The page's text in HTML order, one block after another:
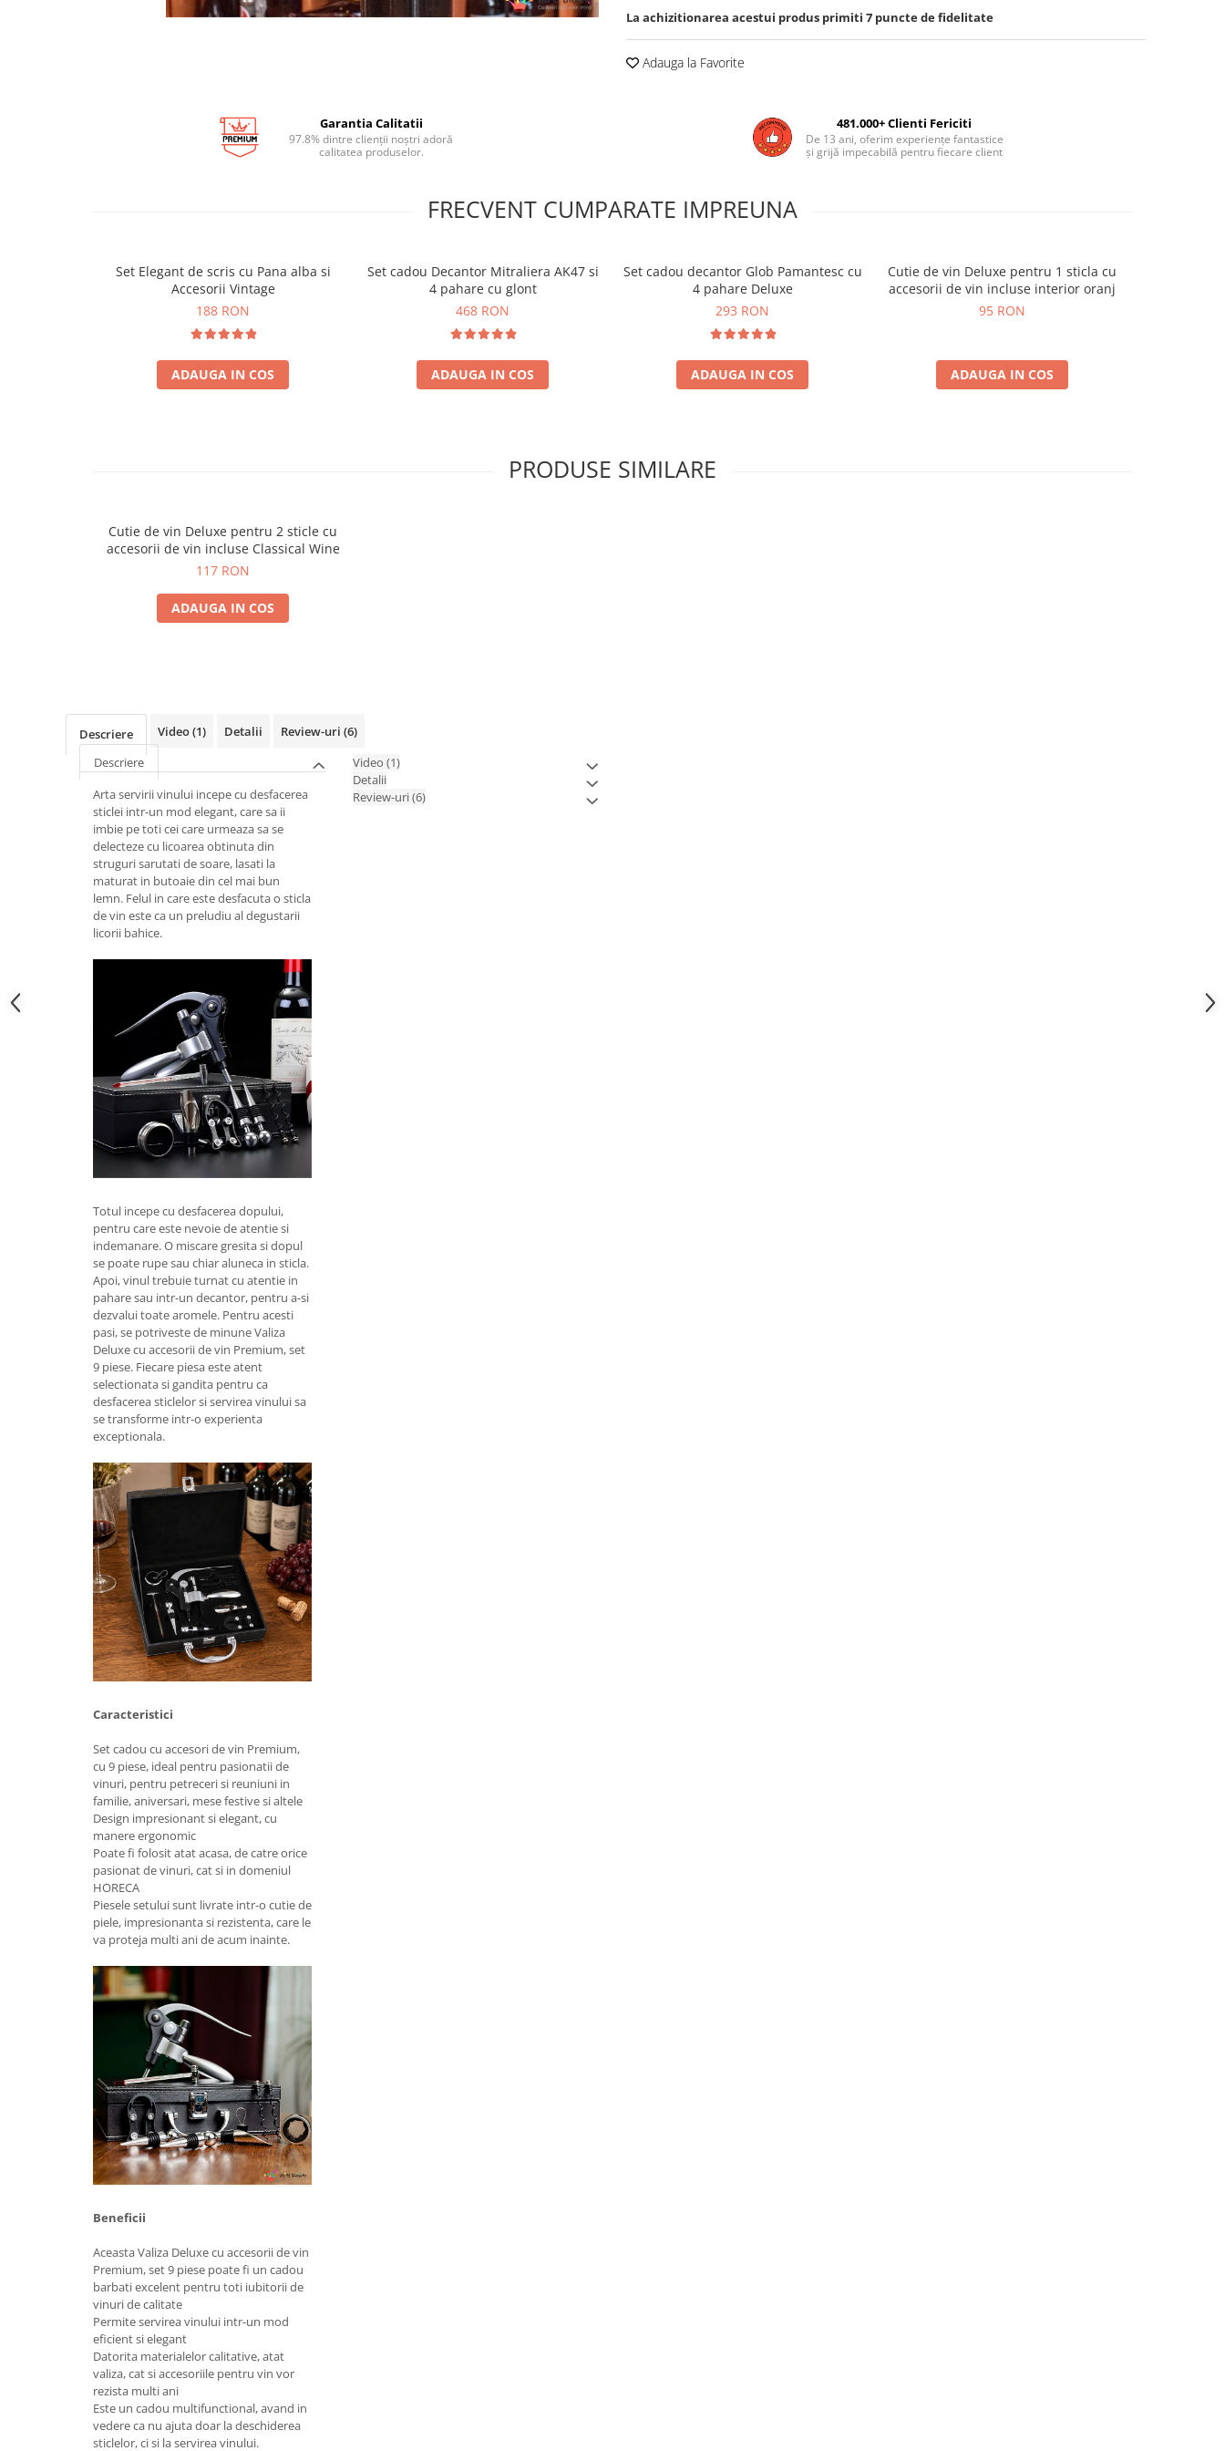
La achizitionarea acestui produs primiti 7 puncte de fidelitate
Adauga la Favorite
Garantia Calitatii
97.8% dintre clienții noștri adoră
calitatea produselor.
481.000+ Clienti Fericiti
De 13 ani, oferim experiențe fantastice
și grijă impecabilă pentru fiecare client
FRECVENT CUMPARATE IMPREUNA
Set Elegant de scris cu Pana alba si
Accesorii Vintage
188 RON
ADAUGA IN COS
Set cadou Decantor Mitraliera AK47 si
4 pahare cu glont
468 RON
ADAUGA IN COS
Set cadou decantor Glob Pamantesc cu
4 pahare Deluxe
293 RON
ADAUGA IN COS
Cutie de vin Deluxe pentru 1 sticla cu
accesorii de vin incluse interior oranj
95 RON
ADAUGA IN COS
PRODUSE SIMILARE
Cutie de vin Deluxe pentru 2 sticle cu
accesorii de vin incluse Classical Wine
117 RON
ADAUGA IN COS
Descriere Video(1) Detalii Review-uri (6)
Descriere
Arta servirii vinului incepe cu desfacerea
sticlei intr-un mod elegant, care sa ii
imbie pe toti cei care urmeaza sa se
delecteze cu licoarea obtinuta din
struguri sarutati de soare, lasati la
maturat in butoaie din cel mai bun
lemn. Felul in care este desfacuta o sticla
de vin este ca un preludiu al degustarii
licorii bahice.
Totul incepe cu desfacerea dopului,
pentru care este nevoie de atentie si
indemanare. O miscare gresita si dopul
se poate rupe sau chiar aluneca in sticla.
Apoi, vinul trebuie turnat cu atentie in
pahare sau intr-un decantor, pentru a-si
dezvalui toate aromele. Pentru acesti
pasi, se potriveste de minune Valiza
Deluxe cu accesorii de vin Premium, set
9 piese. Fiecare piesa este atent
selectionata si gandita pentru ca
desfacerea sticlelor si servirea vinului sa
se transforme intr-o experienta
exceptionala.
Caracteristici
Set cadou cu accesori de vin Premium,
cu 9 piese, ideal pentru pasionatii de
vinuri, pentru petreceri si reuniuni in
familie, aniversari, mese festive si altele
Design impresionant si elegant, cu
manere ergonomic
Poate fi folosit atat acasa, de catre orice
pasionat de vinuri, cat si in domeniul
HORECA
Piesele setului sunt livrate intr-o cutie de
piele, impresionanta si rezistenta, care le
va proteja multi ani de acum inainte.
Beneficii
Aceasta Valiza Deluxe cu accesorii de vin
Premium, set 9 piese poate fi un cadou
barbati excelent pentru toti iubitorii de
vinuri de calitate
Permite servirea vinului intr-un mod
eficient si elegant
Datorita materialelor calitative, atat
valiza, cat si accesoriile pentru vin vor
rezista multi ani
Este un cadou multifunctional, avand in
vedere ca nu ajuta doar la deschiderea
sticlelor, ci si la servirea vinului.
Video (1)
Detalii
Review-uri(6)